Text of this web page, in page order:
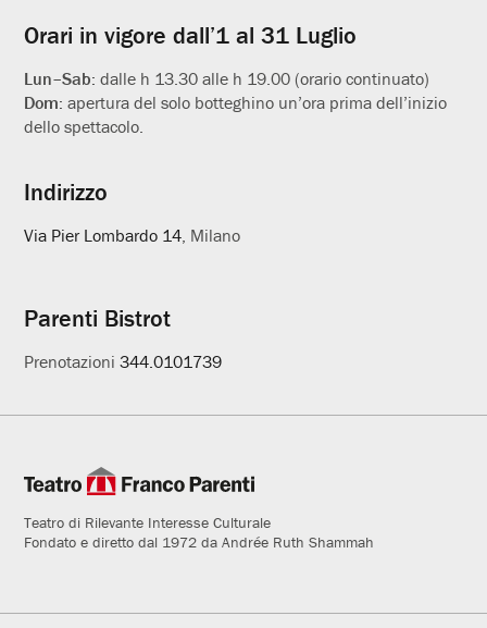
Orari in vigore dall’1 al 31 Luglio
Lun–Sab:dalle h 13.30 alle h 19.00 (orario continuato)
Dom:apertura del solo botteghino un’ora prima dell’inizio
dello spettacolo.
Indirizzo
Via Pier Lombardo 14 , Milano
Parenti Bistrot
Prenotazioni344.0101739
Teatro di Rilevante Interesse Culturale
Fondato e diretto dal 1972 da Andrée Ruth Shammah